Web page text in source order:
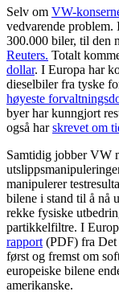
Selv om VW-
vedvarende
300.000 biler, til den
Reuters. Totalt
dollar. I Europa har
dieselbiler fra tyske
høyeste
byer har kunngjort
også harskrevet om
Samtidig jobber VW
manipulerer
bilene i stand til å nå
rekke fysiske
partikkelfiltre. I
rapport (PDF) fra Det
først og fremst om
europeiske bilene
amerikanske.